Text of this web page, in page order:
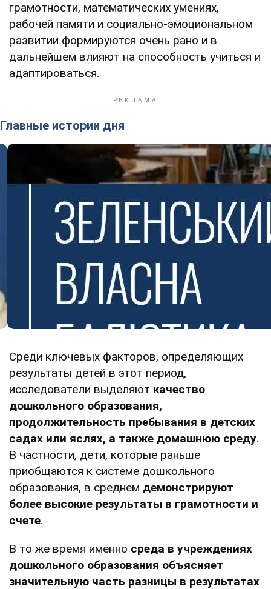
грамотности, математических умениях,
рабочей памяти и социально-эмоциональном
развитии формируются очень рано и в
дальнейшем влияют на способность учиться и
адаптироваться.
Главные истории дня
Среди ключевых факторов, определяющих
результаты детей в этот период,
исследователи выделяют качество
дошкольного образования,
продолжительность пребывания в детских
садах или яслях, а также домашнюю среду.
В частности, дети, которые раньше
приобщаются к системе дошкольного
образования, в среднем демонстрируют
более высокие результаты в грамотности и
счете.
В то же время именно среда в учреждениях
дошкольного образования объясняет
значительную часть разницы в результатах